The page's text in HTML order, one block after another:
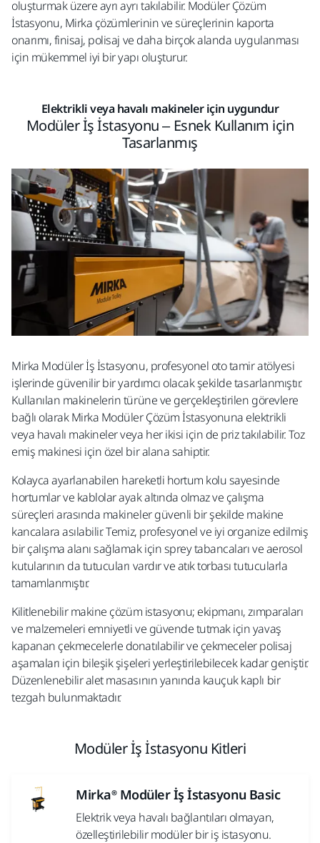
oluşturmak üzere ayrı ayrı takılabilir. Modüler Çözüm
İstasyonu, Mirka çözümlerinin ve süreçlerinin kaporta
onarımı, finisaj, polisaj ve daha birçok alanda uygulanması
için mükemmel iyi bir yapı oluşturur.
Elektrikli veya havalı makineler için uygundur
Modüler İş İstasyonu – Esnek Kullanım için
Tasarlanmış
Mirka Modüler İş İstasyonu, profesyonel oto tamir atölyesi
işlerinde güvenilir bir yardımcı olacak şekilde tasarlanmıştır.
Kullanılan makinelerin türüne ve gerçekleştirilen görevlere
bağlı olarak Mirka Modüler Çözüm İstasyonuna elektrikli
veya havalı makineler veya her ikisi için de priz takılabilir. Toz
emiş makinesi için özel bir alana sahiptir.
Kolayca ayarlanabilen hareketli hortum kolu sayesinde
hortumlar ve kablolar ayak altında olmaz ve çalışma
süreçleri arasında makineler güvenli bir şekilde makine
kancalara asılabilir. Temiz, profesyonel ve iyi organize edilmiş
bir çalışma alanı sağlamak için sprey tabancaları ve aerosol
kutularının da tutucuları vardır ve atık torbası tutucularla
tamamlanmıştır.
Kilitlenebilir makine çözüm istasyonu; ekipmanı, zımparaları
ve malzemeleri emniyetli ve güvende tutmak için yavaş
kapanan çekmecelerle donatılabilir ve çekmeceler polisaj
aşamaları için bileşik şişeleri yerleştirilebilecek kadar geniştir.
Düzenlenebilir alet masasının yanında kauçuk kaplı bir
tezgah bulunmaktadır.
Modüler İş İstasyonu Kitleri
Mirka® Modüler İş İstasyonu Basic
Elektrik veya havalı bağlantıları olmayan,
özelleştirilebilir modüler bir iş istasyonu.